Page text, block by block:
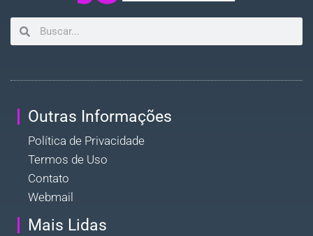
Outras Informações
Política de Privacidade
Termos de Uso
Contato
Webmail
Mais Lidas